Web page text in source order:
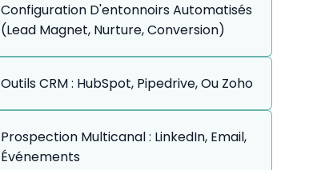
Configuration D'entonnoirs Automatisés
(lead Magnet, Nurture, Conversion)
Outils CRM : HubSpot, Pipedrive, Ou Zoho
Prospection Multicanal : LinkedIn, Email,
Événements